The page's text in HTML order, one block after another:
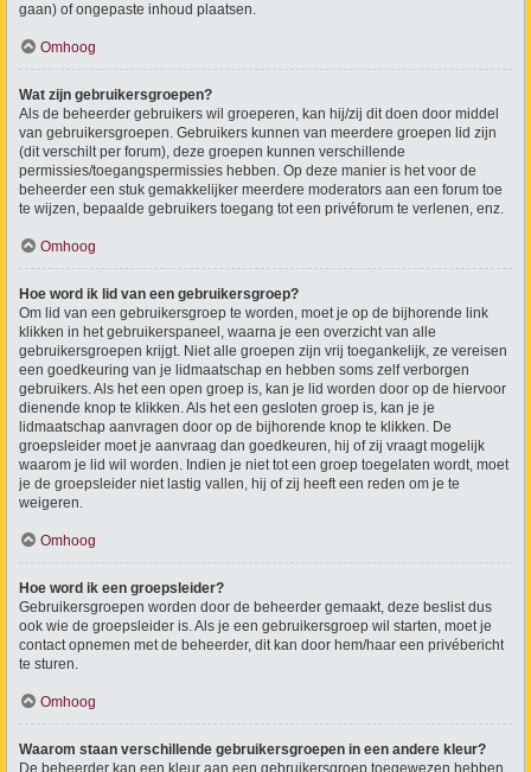
gaan) of ongepaste inhoud plaatsen.
Omhoog
Wat zijn gebruikersgroepen?
Als de beheerder gebruikers wil groeperen, kan hij/zij dit doen door middel
van gebruikersgroepen. Gebruikers kunnen van meerdere groepen lid zijn
(dit verschilt per forum), deze groepen kunnen verschillende
permissies/toegangspermissies hebben. Op deze manier is het voor de
beheerder een stuk gemakkelijker meerdere moderators aan een forum toe
te wijzen, bepaalde gebruikers toegang tot een privéforum te verlenen, enz.
Omhoog
Hoe word ik lid van een gebruikersgroep?
Om lid van een gebruikersgroep te worden, moet je op de bijhorende link
klikken in het gebruikerspaneel, waarna je een overzicht van alle
gebruikersgroepen krijgt. Niet alle groepen zijn vrij toegankelijk, ze vereisen
een goedkeuring van je lidmaatschap en hebben soms zelf verborgen
gebruikers. Als het een open groep is, kan je lid worden door op de hiervoor
dienende knop te klikken. Als het een gesloten groep is, kan je je
lidmaatschap aanvragen door op de bijhorende knop te klikken. De
groepsleider moet je aanvraag dan goedkeuren, hij of zij vraagt mogelijk
waarom je lid wil worden. Indien je niet tot een groep toegelaten wordt, moet
je de groepsleider niet lastig vallen, hij of zij heeft een reden om je te
weigeren.
Omhoog
Hoe word ik een groepsleider?
Gebruikersgroepen worden door de beheerder gemaakt, deze beslist dus
ook wie de groepsleider is. Als je een gebruikersgroep wil starten, moet je
contact opnemen met de beheerder, dit kan door hem/haar een privébericht
te sturen.
Omhoog
Waarom staan verschillende gebruikersgroepen in een andere kleur?
De beheerder kan een kleur aan een gebruikersgroep toegewezen hebben,